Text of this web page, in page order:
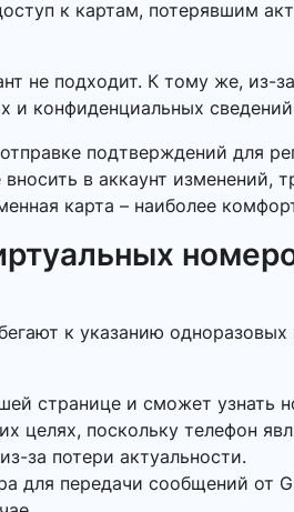
к картам, потерявшим
не подходит. К тому же, из-
и конфиденциальных
подтверждений для
в аккаунт изменений,
карта – наиболее
к указанию
странице и сможет узнать
целях, поскольку телефон
за потери актуальности.
для передачи сообщений от